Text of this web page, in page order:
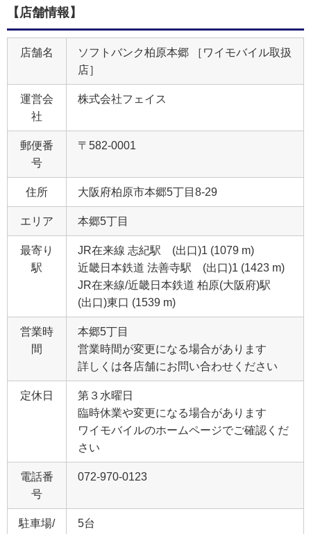
【店舗情報】
店舗名
ソフトバンク柏原本郷 ［ワイモバイル取扱
店］
運営会
社
株式会社フェイス
郵便番
号
〒582-0001
住所 大阪府柏原市本郷5丁目8‐29
エリア 本郷5丁目
最寄り
駅
JR在来線 志紀駅 (出口)1 (1079 m)
近畿日本鉄道 法善寺駅 (出口)1 (1423 m)
JR在来線/近畿日本鉄道 柏原(大阪府)駅
(出口)東口 (1539 m)
営業時
間
本郷5丁目
営業時間が変更になる場合があります
詳しくは各店舗にお問い合わせください
定休日
第３水曜日
臨時休業や変更になる場合があります
ワイモバイルのホームページでご確認くだ
さい
電話番
号
072-970-0123
駐車場/
5台